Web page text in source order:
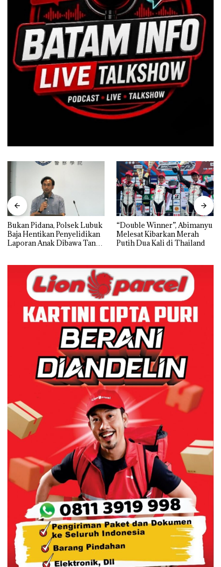
Bukan Pidana, Polsek Lubuk
Baja Hentikan Penyelidikan
Laporan Anak Dibawa Tanpa
“Double Winner”, Abimanyu
Melesat Kibarkan Merah
Putih Dua Kali di Thailand